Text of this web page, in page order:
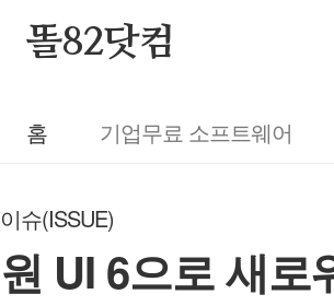
똘82닷컴
홈 기업무료 소프트웨어
이슈(ISSUE)
원 UI 6으로 새로